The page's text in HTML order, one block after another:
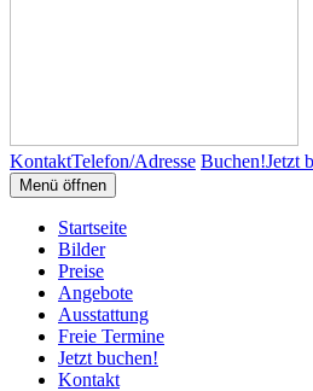
KontaktTelefon/Adresse Buchen!Jetzt
Menü öffnen
Startseite
Bilder
Preise
Angebote
Ausstattung
Freie Termine
Jetzt buchen!
Kontakt